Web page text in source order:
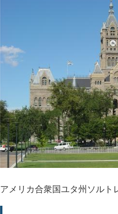
アメリカ合衆国ユタ州ソルト